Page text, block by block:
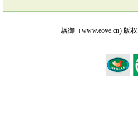
藕御（www.eove.cn) 版